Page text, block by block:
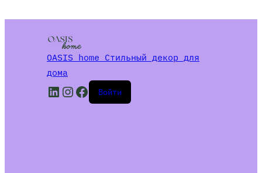
OASIS home Стильный декор для
дома
LinkedIn
Instagram
Facebook
Войти